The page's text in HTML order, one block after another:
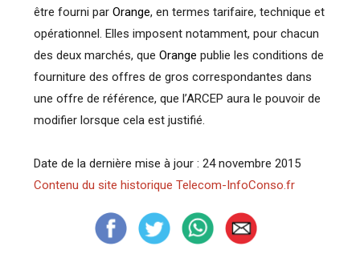
être fourni parOrange, en termes tarifaire, technique et
opérationnel. Elles imposent notamment, pour chacun
des deux marchés, queOrange publie les conditions de
fourniture des offres de gros correspondantes dans
une offre de référence, que l’ARCEP aura le pouvoir de
modifier lorsque cela est justifié.
Date de la dernière mise à jour : 24 novembre 2015
Contenu du site historique Telecom-InfoConso.fr